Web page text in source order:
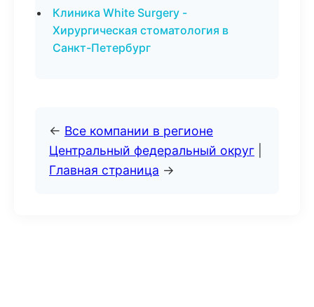
Клиника White Surgery -
Хирургическая стоматология в
Санкт-Петербург
← Все компании в регионе
Центральный федеральный округ
Главная страница →